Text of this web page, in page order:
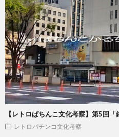
【レトロぱちんこ文化考察】第5回「
レトロパチンコ文化考察